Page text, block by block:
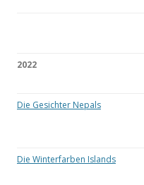
2022
Die Gesichter Nepals
Die Winterfarben Islands